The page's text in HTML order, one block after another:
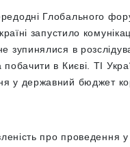
Глобального
запустило
зупинялися в
побачити в Києві. ТІ
у державний бюджет
про проведення